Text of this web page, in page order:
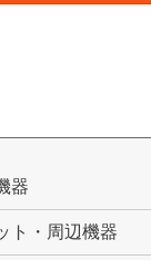
器
ト・周辺機器